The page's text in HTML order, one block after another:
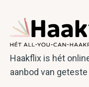
Haakflix is hét
aanbod van